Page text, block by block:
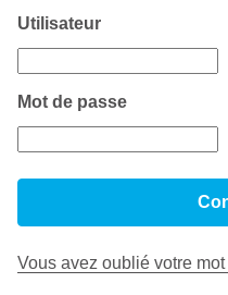
Connexion : utilisateur et
Utilisateur
Mot de passe
Vous avez oublié votre